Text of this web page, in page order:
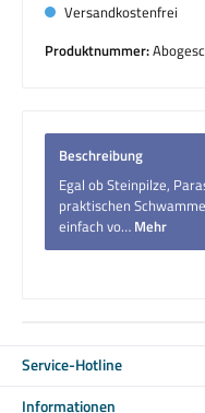
Versandkostenfrei
Produktnummer:
Beschreibung
Egal ob Steinpilze,
praktischen
einfach vo… Mehr
Service-Hotline
Informationen